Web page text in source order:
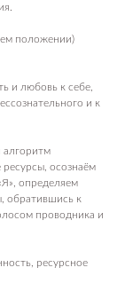
положении)
и любовь к себе,
и к
алгоритм
осознаём
определяем
обратившись к
проводника и
ресурсное